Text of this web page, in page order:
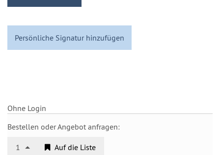
Persönliche Signatur hinzufügen
Ohne Login
Bestellen oder Angebot anfragen:
1 Auf die Liste